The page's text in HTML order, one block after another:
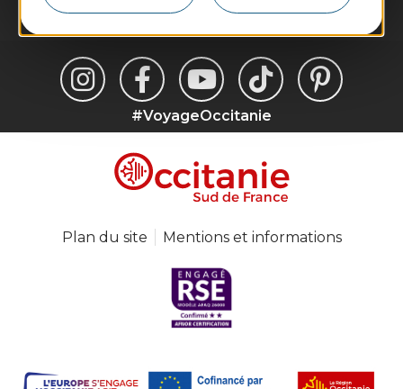
#VoyageOccitanie
Plan du site Mentions et informations